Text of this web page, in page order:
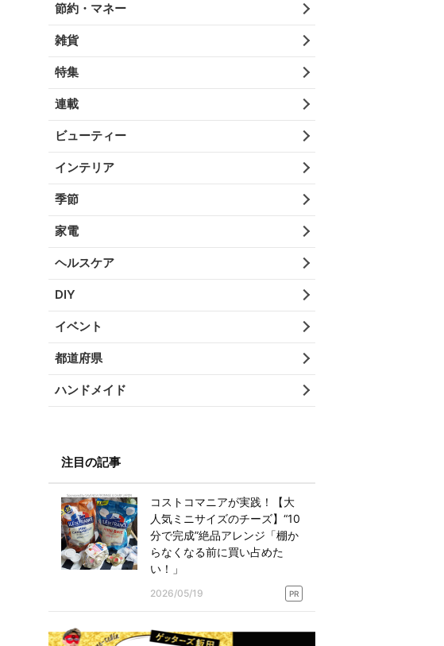
節約・マネー
雑貨
特集
連載
ビューティー
インテリア
季節
家電
ヘルスケア
DIY
イベント
都道府県
ハンドメイド
注目の記事
コストコマニアが実践！【大
人気ミニサイズのチーズ】“10
分で完成”絶品アレンジ「棚か
らなくなる前に買い占めた
い！」
2026/05/19 PR